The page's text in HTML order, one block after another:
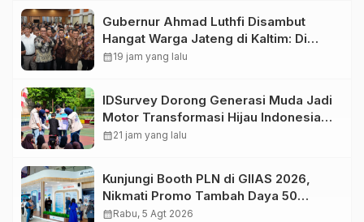
Gubernur Ahmad Luthfi Disambut
Hangat Warga Jateng di Kaltim: Di
Mana Bumi Dipijak, Di Situ Langit
calendar_month19 jam yang lalu
IDSurvey Dorong Generasi Muda Jadi
Motor Transformasi Hijau Indonesia
,Tanamkan Kesadaran Lingkungan
calendar_month21 jam yang lalu
Kunjungi Booth PLN di GIIAS 2026,
Nikmati Promo Tambah Daya 50
Persen
calendar_monthRabu, 5 Agt 2026